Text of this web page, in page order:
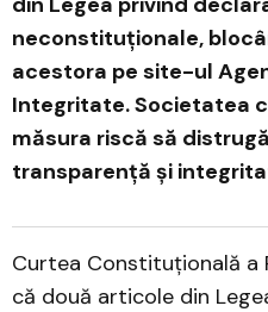
neconstituționale,
acestora pe site-ul
Integritate. Societatea
măsura riscă să
transparență și
Curtea Constituțională a
că două articole din